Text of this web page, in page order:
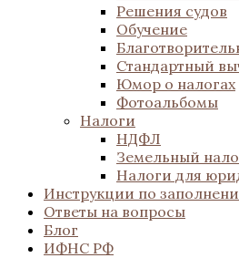
Решения судов
Обучение
Стандартный
Юмор о налогах
Фотоальбомы
Налоги
НДФЛ
Земельный
Налоги для
Инструкции по
Ответы на вопросы
Блог
ИФНС РФ